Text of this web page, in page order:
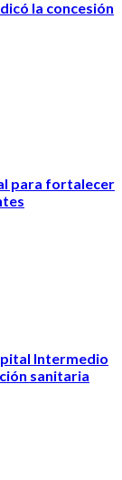
la concesión
para fortalecer
Intermedio
sanitaria